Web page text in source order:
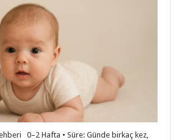
0–2 Hafta • Süre: Günde birkaç kez,